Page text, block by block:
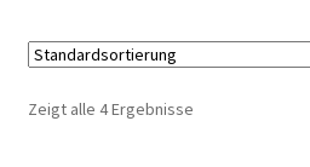
Zeigt alle 4 Ergebnisse